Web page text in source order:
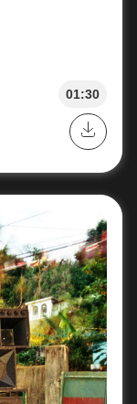
01:30